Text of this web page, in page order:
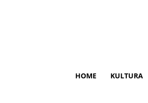
HOME KULTURA